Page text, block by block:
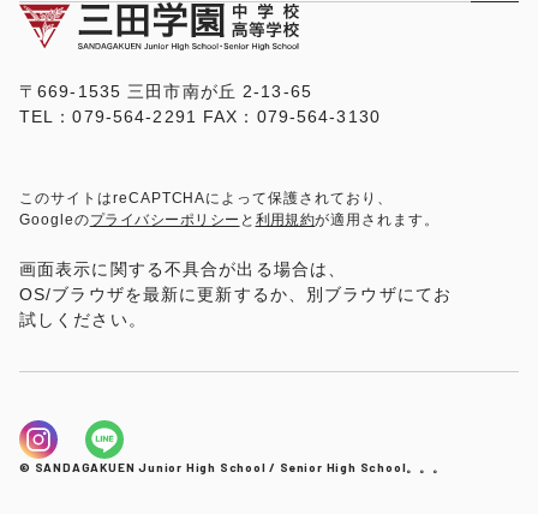
〒669-1535 三田市南が丘 2-13-65
TEL：079-564-2291 FAX：079-564-3130
このサイトはreCAPTCHAによって保護されており、
Googleのプライバシーポリシー と 利用規約が適用されます。
画面表示に関する不具合が出る場合は、
OS/ブラウザを最新に更新するか、別ブラウザにてお
試しください。
© SANDAGAKUEN Junior High School / Senior High School。。。